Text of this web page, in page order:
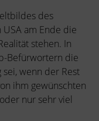
des
am Ende die
stehen. In
Befürwortern die
wenn der Rest
ihm gewünschten
nur sehr viel